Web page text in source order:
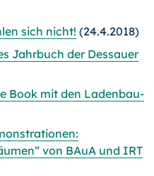
sich nicht! (24.4.2018)
Jahrbuch der Dessauer
Book mit den Ladenbau-
von BAuA und IRT